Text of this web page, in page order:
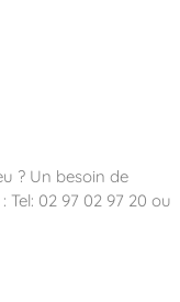
? Un besoin de
Tel: 02 97 02 97 20 ou